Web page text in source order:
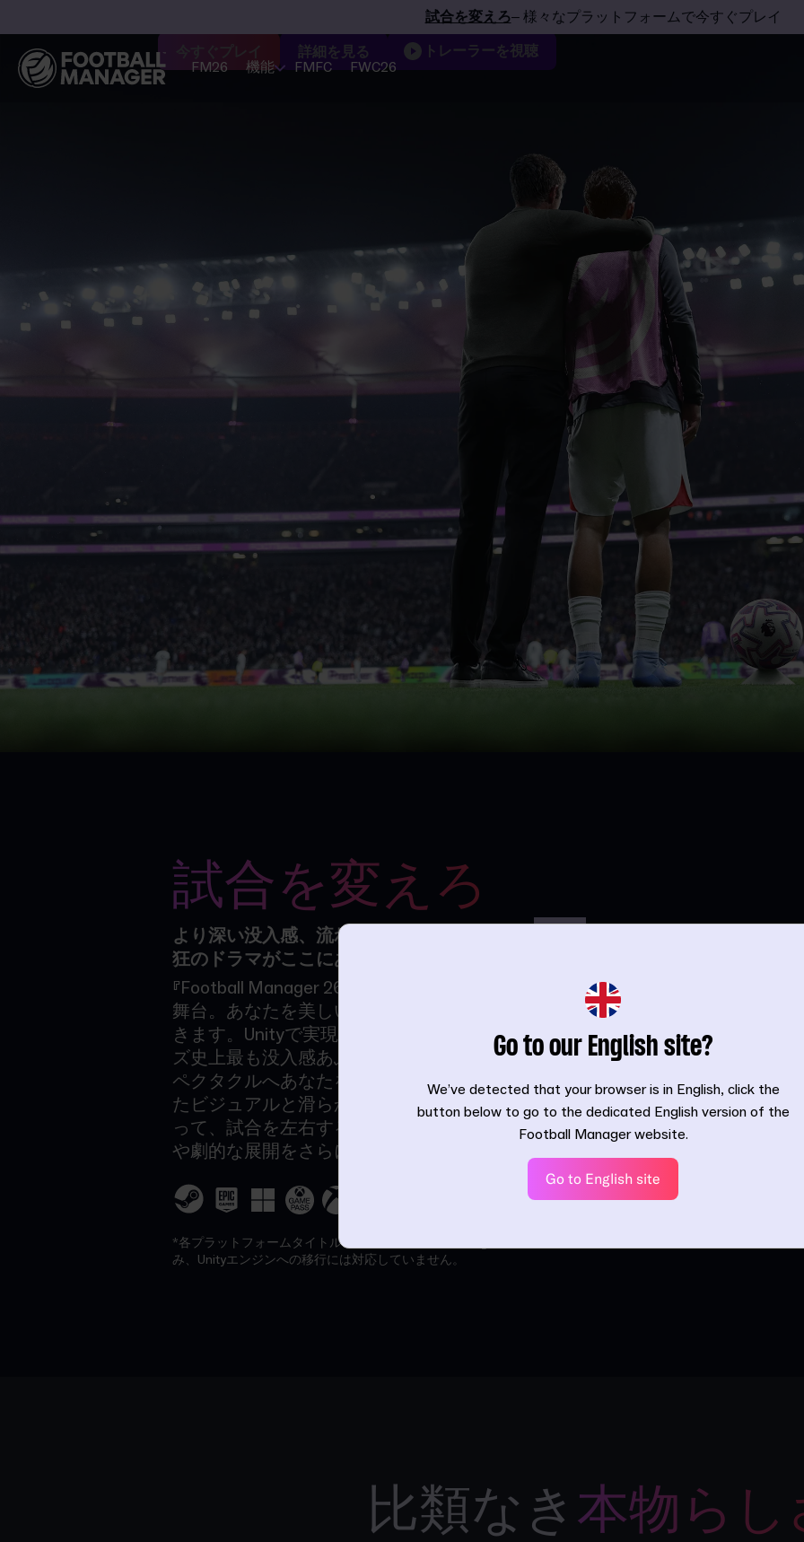
試合を変えろ– 様々なプラットフォームで今すぐプレイ
FM26 機能 FMFC FWC26
詳細を見る トレーラーを視聴
試合を変えろ
より深い没入感、流れるようなプレー、熱
狂のドラマがここにあります。
『Football Manager 26』は、物語が進化する
舞台。あなたを美しいゲームの真髄へと導
きます。Unityで実現した本作は、シリー
ズ史上最も没入感あふれる試合開催日のス
ペクタクルへあなたを誘います。洗練され
たビジュアルと滑らかな選手の動きが相ま
って、試合を左右する瞬間のアドレナリン
や劇的な展開をさらに高まります。
*各プラットフォームタイトルの中でも、『FM26 Mobile』の
み、Unityエンジンへの移行には対応していません。
比類なき 本物らし
Go to our English site?
We’ve detected that your browser is in English, click the
button below to go to the dedicated English version of the
Football Manager website.
Go to English site